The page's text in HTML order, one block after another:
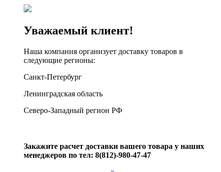
Уважаемый клиент!
Наша компания организует доставку товаров в
следующие регионы:
Санкт-Петербург
Ленинградская область
Северо-Западный регион РФ
Закажите расчет доставки вашего товара у наших
менеджеров по тел: 8(812)-980-47-47